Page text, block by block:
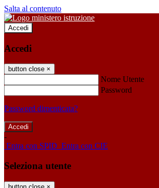
Salta al contenuto
Accedi
Accedi
button close ×
Nome Utente
Password
Password dimenticata?
-
Entra con SPID Entra con CIE
Seleziona utente